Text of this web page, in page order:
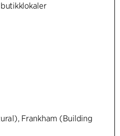
Frankham (Building